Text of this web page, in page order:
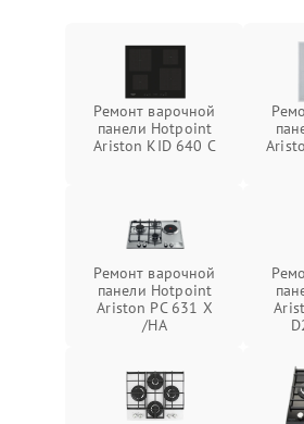
Ремонт варочной
панели Hotpoint
Ariston KID 640 C
Ремонт варочной
панели Hotpoint
Ariston PC 631 X
/HA